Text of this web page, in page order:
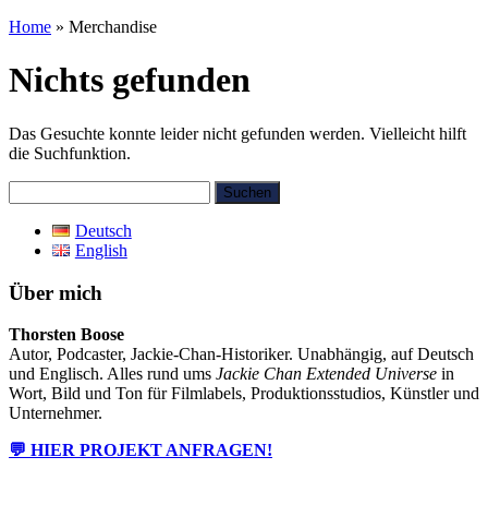
Home » Merchandise
Nichts gefunden
Das Gesuchte konnte leider nicht gefunden werden. Vielleicht hilft
die Suchfunktion.
nach:
Deutsch
English
Über mich
Thorsten Boose
Autor, Podcaster, Jackie-Chan-Historiker. Unabhängig, auf Deutsch
und Englisch. Alles rund ums Jackie Chan Extended Universe in
Wort, Bild und Ton für Filmlabels, Produktionsstudios, Künstler und
Unternehmer.
💬 HIER PROJEKT ANFRAGEN!